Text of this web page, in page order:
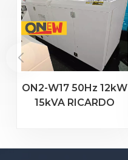
ON2-W17 50Hz 12kW
15kVA RICARDO